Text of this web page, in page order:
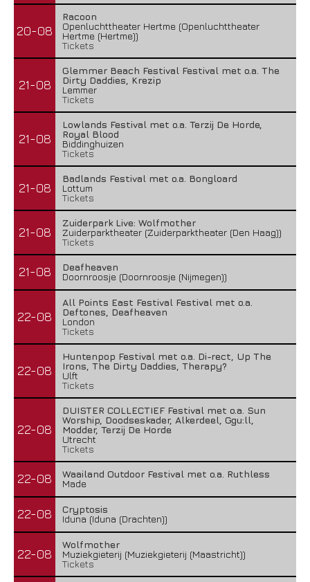
20-08
Racoon
Openluchttheater Hertme (Openluchttheater
Hertme (Hertme))
Tickets
21-08
Glemmer Beach Festival Festival met o.a. The
Dirty Daddies, Krezip
Lemmer
Tickets
21-08
Lowlands Festival met o.a. Terzij De Horde,
Royal Blood
Biddinghuizen
Tickets
21-08
Badlands Festival met o.a. Bongloard
Lottum
Tickets
21-08
Zuiderpark Live: Wolfmother
Zuiderparktheater (Zuiderparktheater (Den Haag))
Tickets
21-08
Deafheaven
Doornroosje (Doornroosje (Nijmegen))
22-08
All Points East Festival Festival met o.a.
Deftones, Deafheaven
London
Tickets
22-08
Huntenpop Festival met o.a. Di-rect, Up The
Irons, The Dirty Daddies, Therapy?
Ulft
Tickets
22-08
DUISTER COLLECTIEF Festival met o.a. Sun
Worship, Doodseskader, Alkerdeel, Ggu:ll,
Modder, Terzij De Horde
Utrecht
Tickets
22-08
Waailand Outdoor Festival met o.a. Ruthless
Made
22-08
Cryptosis
Iduna (Iduna (Drachten))
22-08
Wolfmother
Muziekgieterij (Muziekgieterij (Maastricht))
Tickets